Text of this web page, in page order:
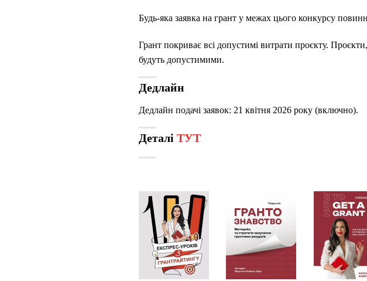
Будь-яка заявка на грант у межах цього конкурсу
Грант покриває всі допустимі витрати проєкту.
будуть допустимими.
Дедлайн
Дедлайн подачі заявок: 21 квітня 2026 року (включно).
Деталі ТУТ